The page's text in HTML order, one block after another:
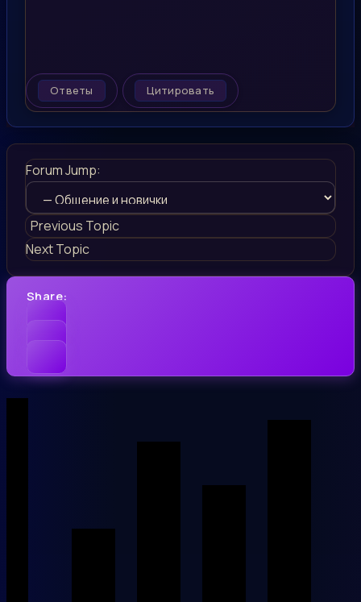
Ответы Цитировать
Forum Jump:
Previous Topic
Next Topic
Share: